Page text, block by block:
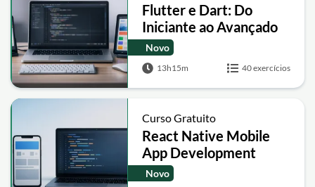
Flutter e Dart: Do
Iniciante ao Avançado
com Projetos Práticos
(Android e iOS)
Novo
13h15m 40 exercícios
Curso Gratuito
React Native Mobile
App Development
Novo